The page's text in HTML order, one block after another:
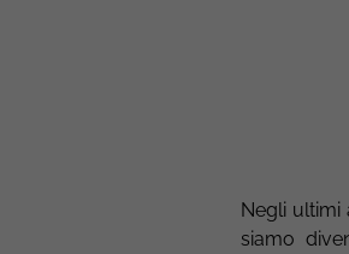
Negli ultimi
siamo